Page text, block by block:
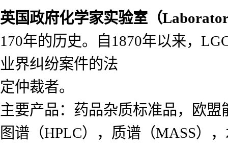
英国政府化学家实验室（
170年的历史。自1870年以来，
业界纠纷案件的法
定仲裁者。
主要产品：药品杂质标准品，欧
图谱（HPLC），质谱（MASS）